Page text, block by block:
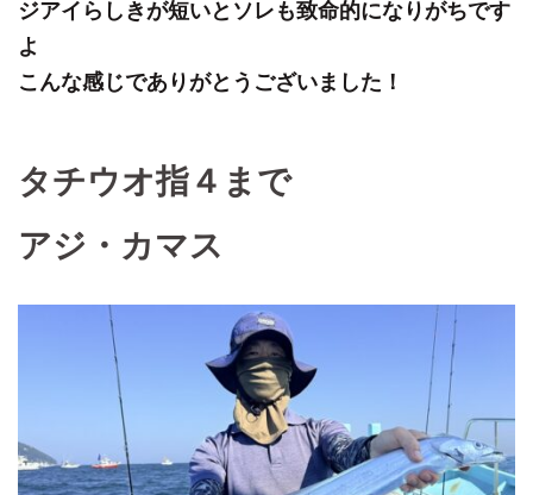
ジアイらしきが短いとソレも致命的になりがちです
よ
こんな感じでありがとうございました！
タチウオ指４まで
アジ・カマス